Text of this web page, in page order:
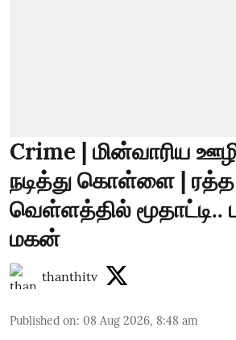
Crime | மின்வாரிய
நடித்து கொள்ளை | ரத்த
வெள்ளத்தில் மூதாட்டி..
மகன்
thanthitv
Published on: 08 Aug 2026, 8:48 am